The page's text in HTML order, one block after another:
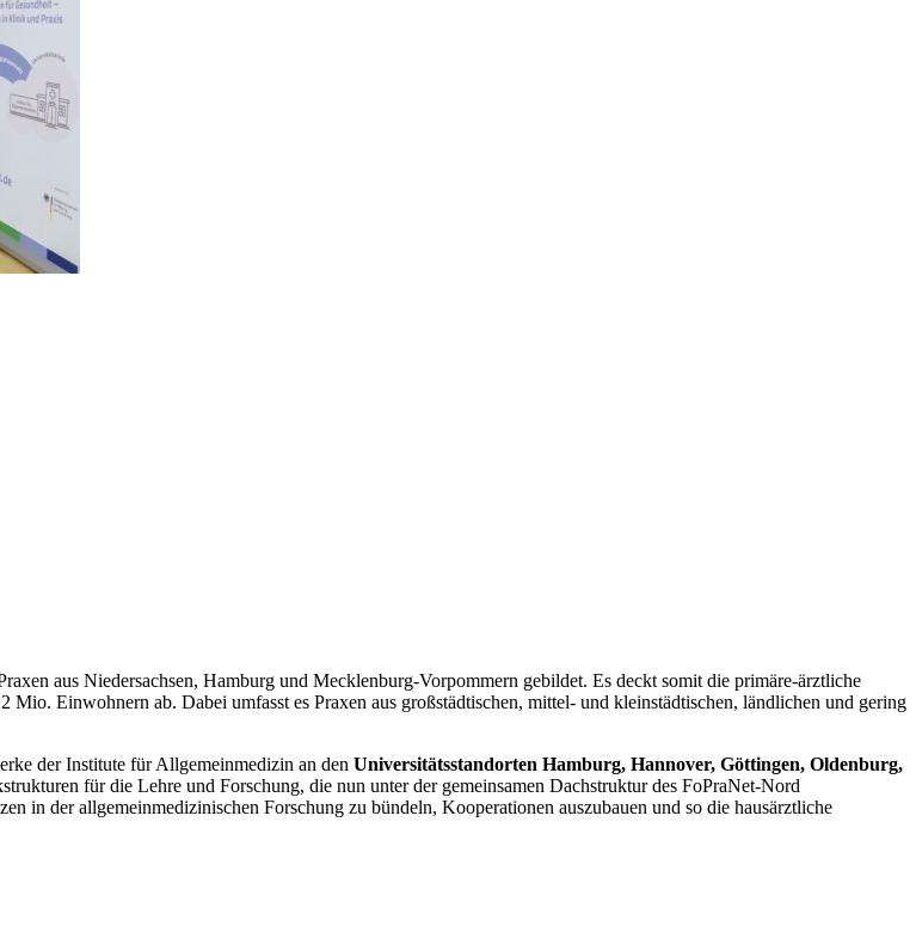
aus Niedersachsen, Hamburg und Mecklenburg-Vorpommern gebildet. Es deckt somit die primäre-ärztliche
Einwohnern ab. Dabei umfasst es Praxen aus großstädtischen, mittel- und kleinstädtischen, ländlichen und gering
der Institute für Allgemeinmedizin an den Universitätsstandorten Hamburg, Hannover, Göttingen, Oldenburg,
für die Lehre und Forschung, die nun unter der gemeinsamen Dachstruktur des FoPraNet-Nord
in der allgemeinmedizinischen Forschung zu bündeln, Kooperationen auszubauen und so die hausärztliche